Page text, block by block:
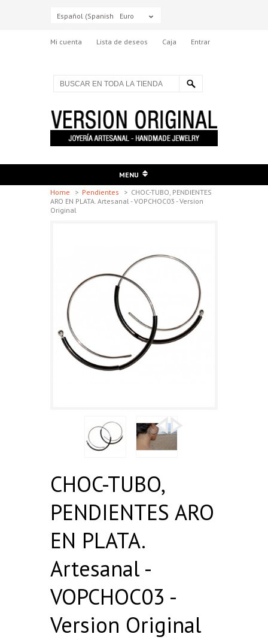
Español (Spanish) Euro
Mi cuenta Lista de deseos Caja Entrar
MENU
Home
> Pendientes > CHOC-TUBO, PENDIENTES
ARO EN PLATA. Artesanal - VOPCHOC03 - Version
Original
CHOC-TUBO,
PENDIENTES ARO
EN PLATA.
Artesanal -
VOPCHOC03 -
Version Original